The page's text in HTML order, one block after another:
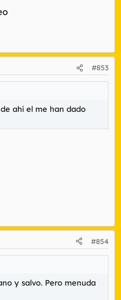
#853
ahí el me han dado
#854
y salvo. Pero menuda